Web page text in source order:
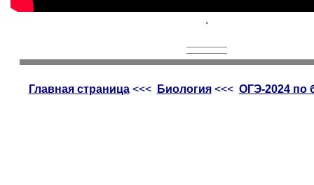
.
Главная страница<<< Биология<<< ОГЭ-2024 по